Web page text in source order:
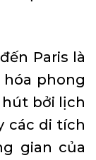
Paris là
phong
hút bởi lịch
các di tích
gian của